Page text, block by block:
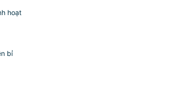
hoạt
bỉ